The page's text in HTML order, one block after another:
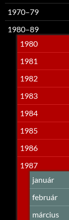
1970–79
1980–89
1980
1981
1982
1983
1984
1985
1986
1987
január
február
március